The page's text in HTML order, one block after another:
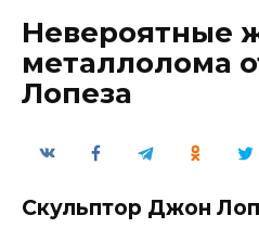
Невероятные
металлолома
Лопеза
Скульптор Джон